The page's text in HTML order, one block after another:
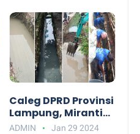
Caleg DPRD Provinsi
Lampung, Miranti
Karim Bantu
ADMIN Jan 29 2024